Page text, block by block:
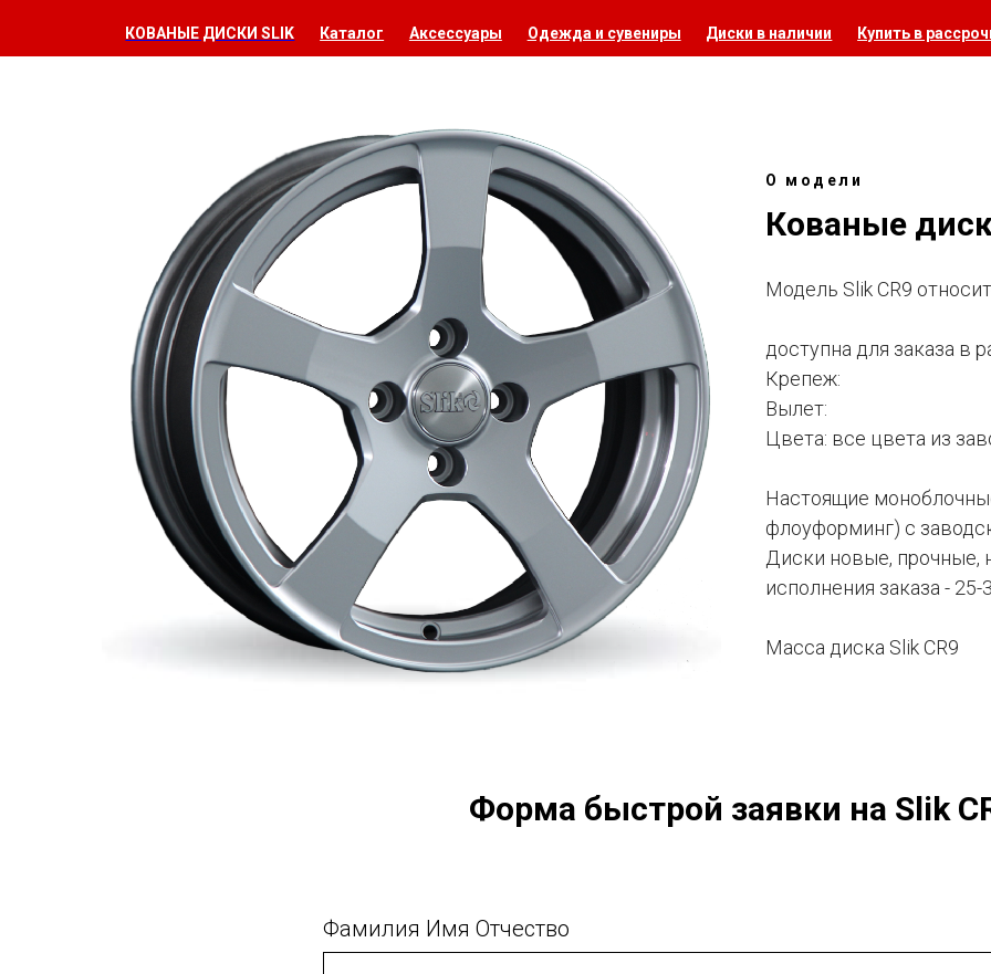
КОВАНЫЕ ДИСКИ SLIK Каталог Аксессуары Одежда и сувениры Диски в наличии Купить в
О модели
Кованые
Модель Slik CR9
доступна для заказа в
Крепеж:
Вылет:
Цвета: все цвета из
Настоящие
флоуформинг) с
Диски новые, прочные,
исполнения заказа - 25-
Масса диска Slik CR9
Форма быстрой заявки на Slik
Фамилия Имя Отчество